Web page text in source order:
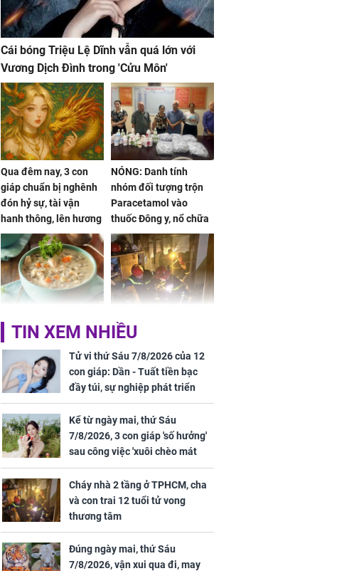
Cái bóng Triệu Lệ Dĩnh vẫn quá lớn với
Vương Dịch Đình trong 'Cửu Môn'
Qua đêm nay, 3 con
giáp chuẩn bị nghênh
đón hỷ sự, tài vận
hanh thông, lên hương
hóa Rồng hóa Phượng,
gom hết may mắn về
nhà
NÓNG: Danh tính
nhóm đối tượng trộn
Paracetamol vào
thuốc Đông y, nổ chữa
bách bệnh
Giá trị sức khỏe và
cách sử dụng đúng
của loại hạt bình dân
Cháy nhà 2 tầng ở
TPHCM, cha và con
trai 12 tuổi tử vong
thương tâm
Chân dung nam diễn
ứng ngược khi than
nghèo
TIN XEM NHIỀU
Tử vi thứ Sáu 7/8/2026 của 12
con giáp: Dần - Tuất tiền bạc
đầy túi, sự nghiệp phát triển
hưng thịnh, Mão - Thân tài lộc
ảm đạm, mọi sự khó thành công
mỹ mãn
Kể từ ngày mai, thứ Sáu
7/8/2026, 3 con giáp 'số hưởng'
sau công việc 'xuôi chèo mát
mái', tiền tài 'thu về như nước',
tình duyên viên mãn
Cháy nhà 2 tầng ở TPHCM, cha
và con trai 12 tuổi tử vong
thương tâm
Đúng ngày mai, thứ Sáu
7/8/2026, vận xui qua đi, may